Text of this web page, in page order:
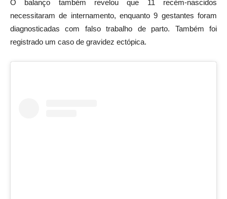
O balanço também revelou que 11 recém-nascidos
necessitaram de internamento, enquanto 9 gestantes foram
diagnosticadas com falso trabalho de parto. Também foi
registrado um caso de gravidez ectópica.